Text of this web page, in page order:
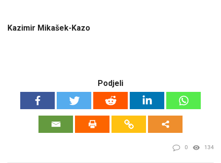
Kazimir Mikašek-Kazo
Podjeli
0 134